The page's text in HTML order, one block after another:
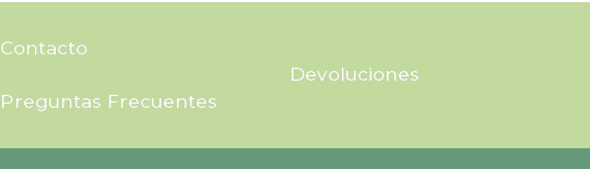
Contacto
Preguntas Frecuentes
Devoluciones